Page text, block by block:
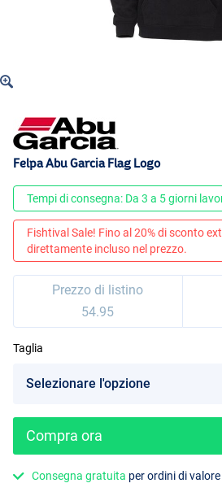
Felpa Abu Garcia Flag Logo
Tempi di consegna: Da 3 a 5 giorni
Fishtival Sale! Fino al 20% di sconto
direttamente incluso nel prezzo.
Prezzo di listino
54.95
Taglia
Compra ora
Consegna gratuita per ordini di